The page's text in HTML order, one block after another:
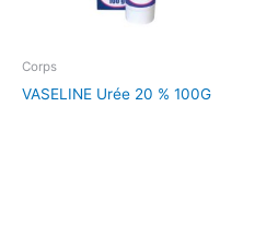
Corps
VASELINE Urée 20 % 100G